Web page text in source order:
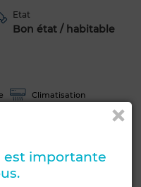
Etat
Bon état / habitable
Climatisation
importante